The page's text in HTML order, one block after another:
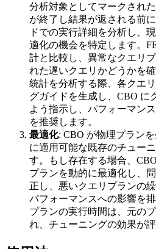
分析対象としてマークされ
が終了し結果が返される前
ドでの実行詳細を分析し、
適化の機会を特定します。
計と比較し、異常なクエリ
れた遅いクエリかどうかを
統計を分析する際、各クエ
グガイドを生成し、CBO に
よう指示し、パフォーマン
を推奨します。
最適化: CBO が物理プラン
に適用可能な既存のチュー
す。もし存在する場合、
プランを動的に最適化し、
正し、悪いクエリプランの
パフォーマンスへの影響を
プランの実行時間は、元の
れ、チューニングの効果が評